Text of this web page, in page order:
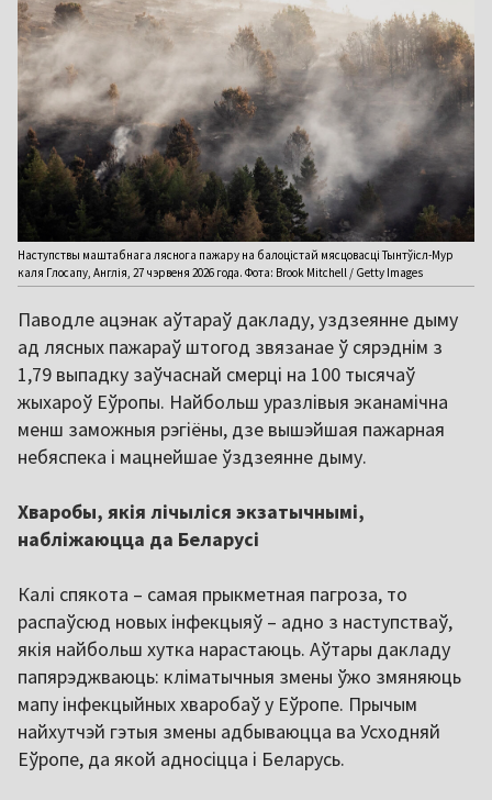
Наступствы маштабнага ляснога пажару на балоцістай мясцовасці Тынтўісл-Мур
каля Глосапу, Англія, 27 чэрвеня 2026 года. Фота: Brook Mitchell / Getty Images
Паводле ацэнак аўтараў дакладу, уздзеянне дыму
ад лясных пажараў штогод звязанае ў сярэднім з
1,79 выпадку заўчаснай смерці на 100 тысячаў
жыхароў Еўропы. Найбольш уразлівыя эканамічна
менш заможныя рэгіёны, дзе вышэйшая пажарная
небяспека і мацнейшае ўздзеянне дыму.
Хваробы, якія лічыліся экзатычнымі,
набліжаюцца да Беларусі
Калі спякота – самая прыкметная пагроза, то
распаўсюд новых інфекцыяў – адно з наступстваў,
якія найбольш хутка нарастаюць. Аўтары дакладу
папярэджваюць: кліматычныя змены ўжо змяняюць
мапу інфекцыйных хваробаў у Еўропе. Прычым
найхутчэй гэтыя змены адбываюцца ва Усходняй
Еўропе, да якой адносіцца і Беларусь.